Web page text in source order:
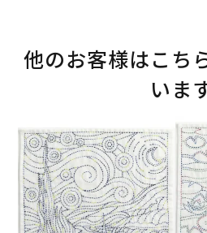
他のお客様はこち
いま